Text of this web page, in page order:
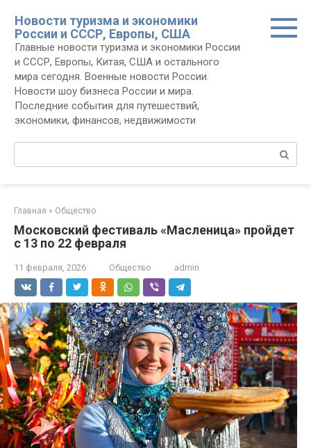
контенту
Новости туризма и экономики
России и СССР, Европы, США
Главные новости туризма и экономики России
и СССР, Европы, Китая, США и остального
мира сегодня. Военные новости России.
Новости шоу бизнеса России и мира.
Последние события для путешествий,
экономики, финансов, недвижимости
Поиск:
Главная » Общество
Московский фестиваль «Масленица» пройдет
с 13 по 22 февраля
11 февраля, 2026 Общество admin